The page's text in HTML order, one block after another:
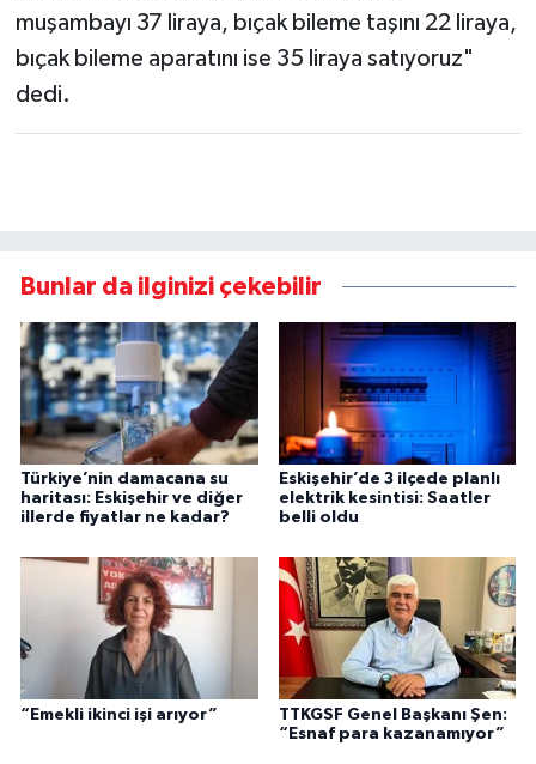
muşambayı 37 liraya, bıçak bileme taşını 22 liraya,
bıçak bileme aparatını ise 35 liraya satıyoruz"
dedi.
Bunlar da ilginizi çekebilir
Türkiye’nin damacana su
haritası: Eskişehir ve diğer
illerde fiyatlar ne kadar?
Eskişehir’de 3 ilçede planlı
elektrik kesintisi: Saatler
belli oldu
“Emekli ikinci işi arıyor”
TTKGSF Genel Başkanı Şen:
“Esnaf para kazanamıyor”